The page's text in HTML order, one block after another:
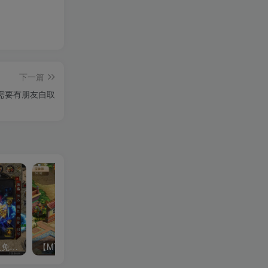
下一篇
要有朋友自取
【天花板赤血火龙第二永久免授权修复端】单职业战神引擎传奇手游-Win服务端源码视频架设教程-新版多功能GM网页授权后台-GM直冲网页后台工具-安卓苹果IOS双端版本！